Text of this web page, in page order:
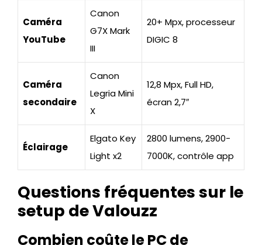
Caméra
YouTube
Canon
G7X Mark
III
20+ Mpx, processeur
DIGIC 8
Caméra
secondaire
Canon
Legria Mini
X
12,8 Mpx, Full HD,
écran 2,7″
Éclairage
Elgato Key
Light x2
2800 lumens, 2900-
7000K, contrôle app
Questions fréquentes sur le
setup de Valouzz
Combien coûte le PC de